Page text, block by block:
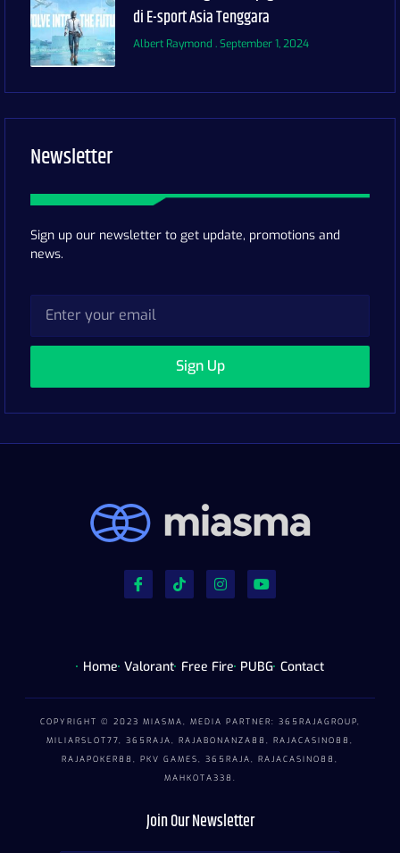
di E-sport Asia Tenggara
Albert Raymond September 1, 2024
Newsletter
Sign up our newsletter to get update, promotions and
news.
Sign Up
Home Valorant Free Fire PUBG Contact
COPYRIGHT © 2023 MIASMA, MEDIA PARTNER: 365RAJAGROUP,
MILIARSLOT77, 365RAJA, RAJABONANZA88 , RAJACASINO88 ,
RAJAPOKER88 , PKV GAMES, 365RAJA, RAJACASINO88 ,
MAHKOTA338 .
Join Our Newsletter